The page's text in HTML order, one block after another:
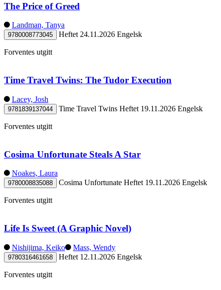
The Price of Greed
Landman, Tanya
9780008773045 Heftet 24.11.2026 Engelsk
Forventes utgitt
Time Travel Twins: The Tudor Execution
Lacey, Josh
9781839137044 Time Travel Twins Heftet 19.11.2026 Engelsk
Forventes utgitt
Cosima Unfortunate Steals A Star
Noakes, Laura
9780008835088 Cosima Unfortunate Heftet 19.11.2026 Engelsk
Forventes utgitt
Life Is Sweet (A Graphic Novel)
Nishijima, Keiko Mass, Wendy
9780316461658 Heftet 12.11.2026 Engelsk
Forventes utgitt